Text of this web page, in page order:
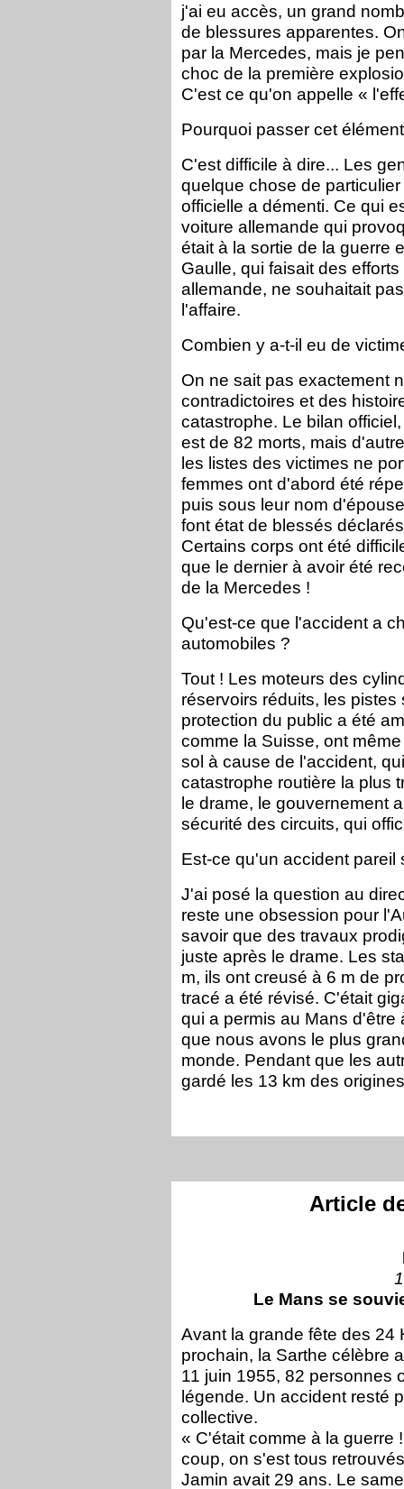
j'ai eu accès, un grand
de blessures apparentes.
par la Mercedes, mais je
choc de la première
C'est ce qu'on appelle «
Pourquoi passer cet
C'est difficile à dire... Les
quelque chose de
officielle a démenti. Ce qui
voiture allemande qui
était à la sortie de la guerre
Gaulle, qui faisait des
allemande, ne souhaitait
l'affaire.
Combien y a-t-il eu de
On ne sait pas exactement
contradictoires et des
catastrophe. Le bilan
est de 82 morts, mais
les listes des victimes ne
femmes ont d'abord été
puis sous leur nom
font état de blessés
Certains corps ont été
que le dernier à avoir été
de la Mercedes !
Qu'est-ce que l'accident a
automobiles ?
Tout ! Les moteurs des
réservoirs réduits, les
protection du public a été
comme la Suisse, ont
sol à cause de l'accident,
catastrophe routière la plus
le drame, le gouvernement
sécurité des circuits, qui
Est-ce qu'un accident
J'ai posé la question au
reste une obsession pour
savoir que des travaux
juste après le drame. Les
m, ils ont creusé à 6 m de
tracé a été révisé. C'était
qui a permis au Mans d'être
que nous avons le plus
monde. Pendant que les
gardé les 13 km des
Article
Le Mans se
Avant la grande fête des 24
prochain, la Sarthe célèbre
11 juin 1955, 82 personnes
légende. Un accident resté
collective.
« C'était comme à la guerre
coup, on s'est tous
Jamin avait 29 ans. Le